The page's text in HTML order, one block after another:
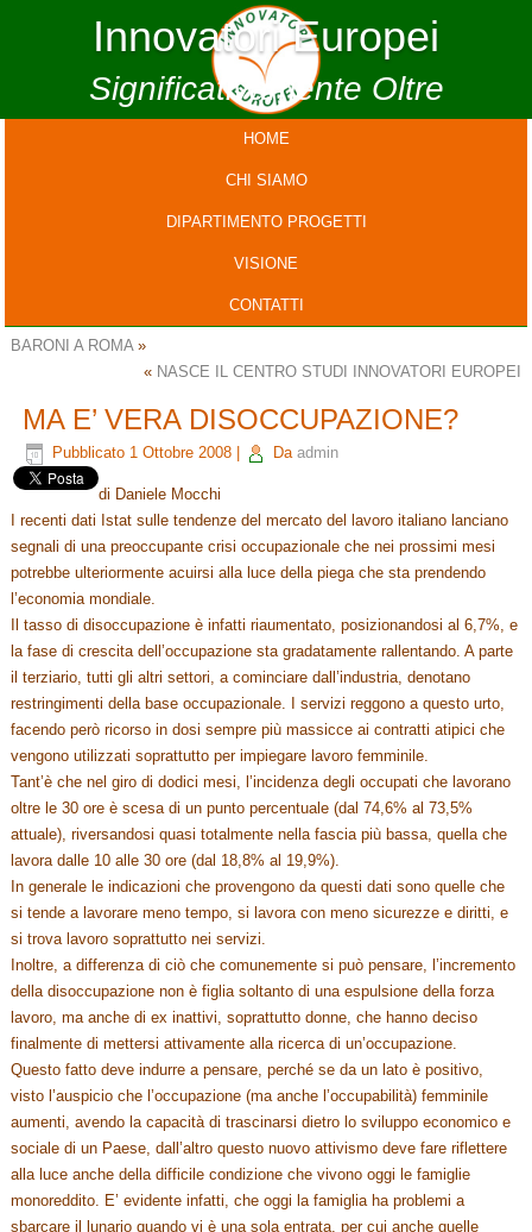
Innovatori Europei
Significativamente Oltre
HOME
CHI SIAMO
DIPARTIMENTO PROGETTI
VISIONE
CONTATTI
BARONI A ROMA»
« NASCE IL CENTRO STUDI INNOVATORI EUROPEI
MA E’ VERA DISOCCUPAZIONE?
Pubblicato 1 Ottobre 2008 Da admin
di Daniele Mocchi
I recenti dati Istat sulle tendenze del mercato del lavoro italiano lanciano
segnali di una preoccupante crisi occupazionale che nei prossimi mesi
potrebbe ulteriormente acuirsi alla luce della piega che sta prendendo
l’economia mondiale.
Il tasso di disoccupazione è infatti riaumentato, posizionandosi al 6,7%, e
la fase di crescita dell’occupazione sta gradatamente rallentando. A parte
il terziario, tutti gli altri settori, a cominciare dall’industria, denotano
restringimenti della base occupazionale. I servizi reggono a questo urto,
facendo però ricorso in dosi sempre più massicce ai contratti atipici che
vengono utilizzati soprattutto per impiegare lavoro femminile.
Tant’è che nel giro di dodici mesi, l’incidenza degli occupati che lavorano
oltre le 30 ore è scesa di un punto percentuale (dal 74,6% al 73,5%
attuale), riversandosi quasi totalmente nella fascia più bassa, quella che
lavora dalle 10 alle 30 ore (dal 18,8% al 19,9%).
In generale le indicazioni che provengono da questi dati sono quelle che
si tende a lavorare meno tempo, si lavora con meno sicurezze e diritti, e
si trova lavoro soprattutto nei servizi.
Inoltre, a differenza di ciò che comunemente si può pensare, l’incremento
della disoccupazione non è figlia soltanto di una espulsione della forza
lavoro, ma anche di ex inattivi, soprattutto donne, che hanno deciso
finalmente di mettersi attivamente alla ricerca di un’occupazione.
Questo fatto deve indurre a pensare, perché se da un lato è positivo,
visto l’auspicio che l’occupazione (ma anche l’occupabilità) femminile
aumenti, avendo la capacità di trascinarsi dietro lo sviluppo economico e
sociale di un Paese, dall’altro questo nuovo attivismo deve fare riflettere
alla luce anche della difficile condizione che vivono oggi le famiglie
monoreddito. E’ evidente infatti, che oggi la famiglia ha problemi a
sbarcare il lunario quando vi è una sola entrata, per cui anche quelle